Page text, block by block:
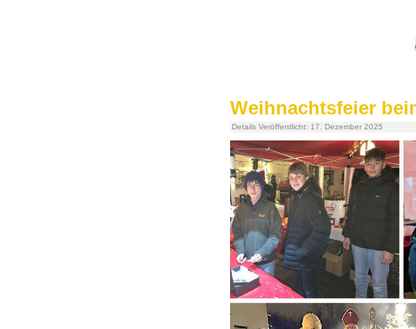
Weihnachtsfeier
Details Veröffentlicht: 17. Dezember 2025